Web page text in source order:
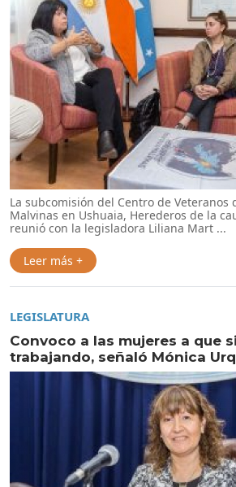
La subcomisión del Centro de Veteranos
Malvinas en Ushuaia, Herederos de la
reunió con la legisladora Liliana Mart ...
Leer más +
LEGISLATURA
Convoco a las mujeres a que
trabajando, señaló Mónica